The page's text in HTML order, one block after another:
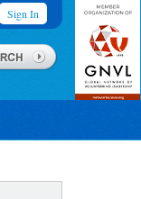
Sign In